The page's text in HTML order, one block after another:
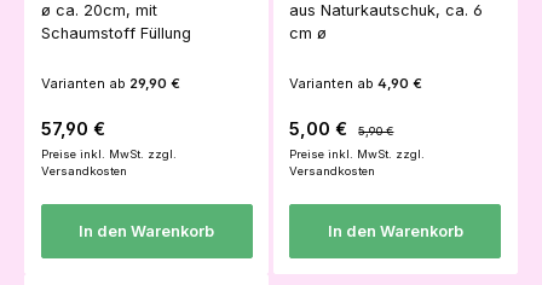
ø ca. 20cm, mit
Schaumstoff Füllung
Varianten ab 29,90 €
Regulärer Preis:
57,90 €
Preise inkl. MwSt. zzgl.
Versandkosten
In den Warenkorb
aus Naturkautschuk, ca. 6
cm ø
Varianten ab 4,90 €
Verkaufspreis:
5,00 €
5,90 €
Preise inkl. MwSt. zzgl.
Versandkosten
In den Warenkorb